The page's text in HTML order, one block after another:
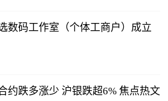
数码工作室（个体工商户）成立
约跌多涨少 沪银跌超6% 焦点热文